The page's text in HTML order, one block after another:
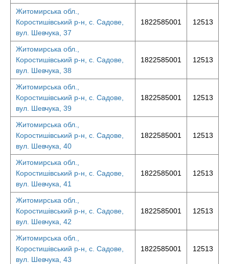
Житомирська обл.,
Коростишівський р-н, с. Садове,
вул. Шевчука, 37
1822585001 12513
Житомирська обл.,
Коростишівський р-н, с. Садове,
вул. Шевчука, 38
1822585001 12513
Житомирська обл.,
Коростишівський р-н, с. Садове,
вул. Шевчука, 39
1822585001 12513
Житомирська обл.,
Коростишівський р-н, с. Садове,
вул. Шевчука, 40
1822585001 12513
Житомирська обл.,
Коростишівський р-н, с. Садове,
вул. Шевчука, 41
1822585001 12513
Житомирська обл.,
Коростишівський р-н, с. Садове,
вул. Шевчука, 42
1822585001 12513
Житомирська обл.,
Коростишівський р-н, с. Садове,
вул. Шевчука, 43
1822585001 12513